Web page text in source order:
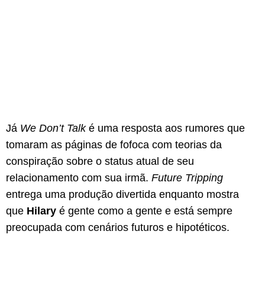
Já We Don’t Talké uma resposta aos rumores que
tomaram as páginas de fofoca com teorias da
conspiração sobre o status atual de seu
relacionamento com sua irmã. Future Tripping
entrega uma produção divertida enquanto mostra
que Hilary é gente como a gente e está sempre
preocupada com cenários futuros e hipotéticos.